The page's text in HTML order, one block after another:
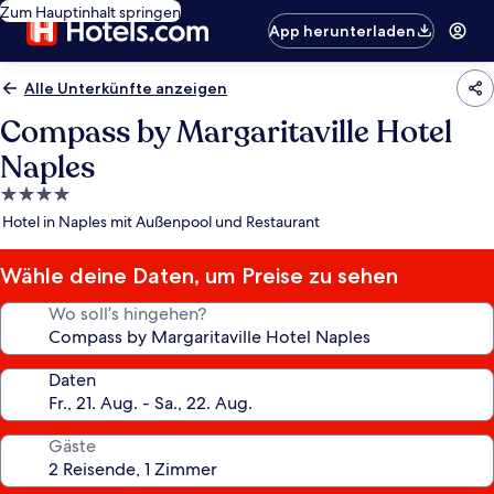
Zum Hauptinhalt springen
App herunterladen
Alle Unterkünfte anzeigen
Compass by Margaritaville Hotel
Naples
4.0-
Sterne-
Hotel in Naples mit Außenpool und Restaurant
Wähle deine Daten, um Preise zu sehen
Wo soll’s hingehen?
Daten
Gäste